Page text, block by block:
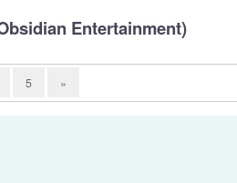
Entertainment)
5 »